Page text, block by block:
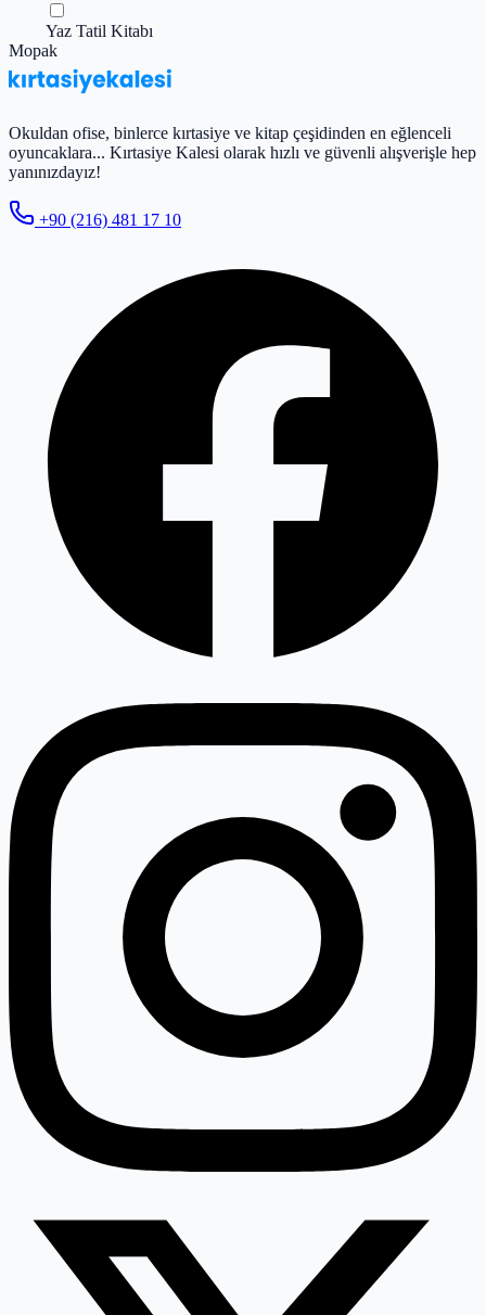
Yaz Tatil Kitabı
Mopak
Okuldan ofise, binlerce kırtasiye ve kitap çeşidinden en eğlenceli
oyuncaklara... Kırtasiye Kalesi olarak hızlı ve güvenli alışverişle hep
yanınızdayız!
+90 (216) 481 17 10